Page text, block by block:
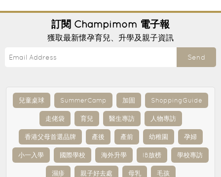
訂閱 Champimom 電子報
獲取最新懷孕育兒、升學及親子資訊
Send
兒童桌球 SummerCamp 加固 ShoppingGuide
走佬袋 育兒 醫生專訪 人物專訪
香港父母首選品牌 產後 產前 幼稚園 孕婦
小一入學 國際學校 海外升學 IB放榜 學校專訪
濕疹 親子好去處 母乳 毛孩